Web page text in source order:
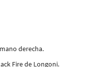
derecha.
Fire de Longoni.